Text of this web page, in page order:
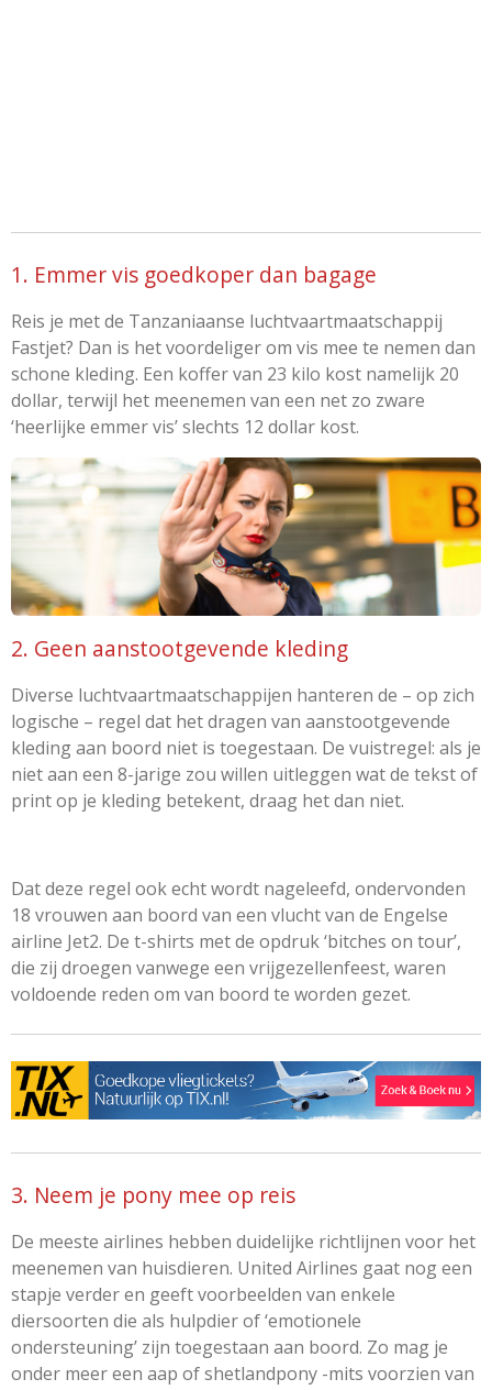
1. Emmer vis goedkoper dan bagage
Reis je met de Tanzaniaanse luchtvaartmaatschappij
Fastjet? Dan is het voordeliger om vis mee te nemen dan
schone kleding. Een koffer van 23 kilo kost namelijk 20
dollar, terwijl het meenemen van een net zo zware
‘heerlijke emmer vis’ slechts 12 dollar kost.
2. Geen aanstootgevende kleding
Diverse luchtvaartmaatschappijen hanteren de – op zich
logische – regel dat het dragen van aanstootgevende
kleding aan boord niet is toegestaan. De vuistregel: als je
niet aan een 8-jarige zou willen uitleggen wat de tekst of
print op je kleding betekent, draag het dan niet.
Dat deze regel ook echt wordt nageleefd, ondervonden
18 vrouwen aan boord van een vlucht van de Engelse
airline Jet2. De t-shirts met de opdruk ‘bitches on tour’,
die zij droegen vanwege een vrijgezellenfeest, waren
voldoende reden om van boord te worden gezet.
3. Neem je pony mee op reis
De meeste airlines hebben duidelijke richtlijnen voor het
meenemen van huisdieren. United Airlines gaat nog een
stapje verder en geeft voorbeelden van enkele
diersoorten die als hulpdier of ‘emotionele
ondersteuning’ zijn toegestaan aan boord. Zo mag je
onder meer een aap of shetlandpony -mits voorzien van